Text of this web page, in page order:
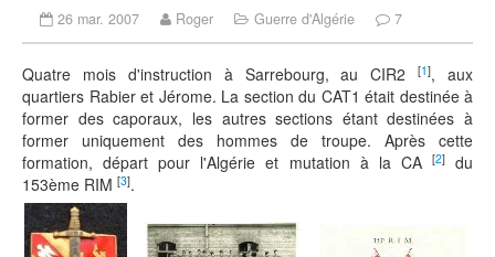
26 mar. 2007 Roger Guerre d'Algérie 7
Quatre mois d'instruction à Sarrebourg, au CIR2[1], aux
quartiers Rabier et Jérome. La section du CAT1 était destinée à
former des caporaux, les autres sections étant destinées à
former uniquement des hommes de troupe. Après cette
formation, départ pour l'Algérie et mutation à la CA [2]du
153ème RIM [3].